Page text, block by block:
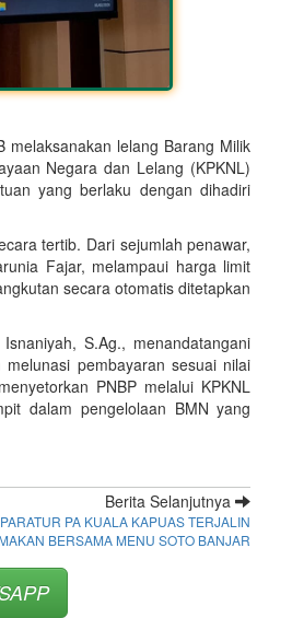
lelang Barang Milik
Negara dan Lelang (KPKNL)
yang berlaku dengan dihadiri
tertib. Dari sejumlah penawar,
Fajar, melampaui harga limit
secara otomatis ditetapkan
S.Ag., menandatangani
pembayaran sesuai nilai
PNBP melalui KPKNL
dalam pengelolaan BMN yang
Berita Selanjutnya
PA KUALA KAPUAS TERJALIN
BERSAMA MENU SOTO BANJAR